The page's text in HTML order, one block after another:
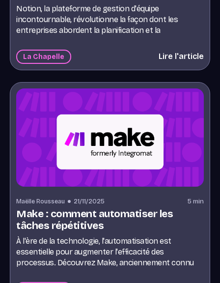
Notion, la plateforme de gestion d'équipe
incontournable, révolutionne la façon dont les
entreprises abordent la planification et la
millions d'utilisateurs et des fonctionnalités uniques,
Notion se distingue comme un choix de prédilection
pour les équipes innovantes.
La Chapelle Lire l'article
Maëlle Rousseau 21/11/2025 5 min
Make : comment automatiser les
tâches répétitives
À l'ère de la technologie, l'automatisation est
essentielle pour augmenter l'efficacité des
processus. Découvrez Make, anciennement connu